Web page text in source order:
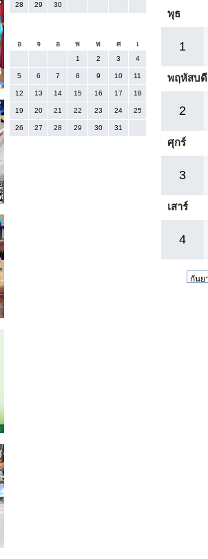
28 29 30
อ จ อ พ พ ศ
เ
1
2 3 4
5 6 7 8 9 10 11
12 13 14 15 16 17 18
19 20 21 22 23 24 25
26 27 28 29 30 31
พุธ
1
พฤหัสบดี
2
ศุกร์
3
เสาร์
4